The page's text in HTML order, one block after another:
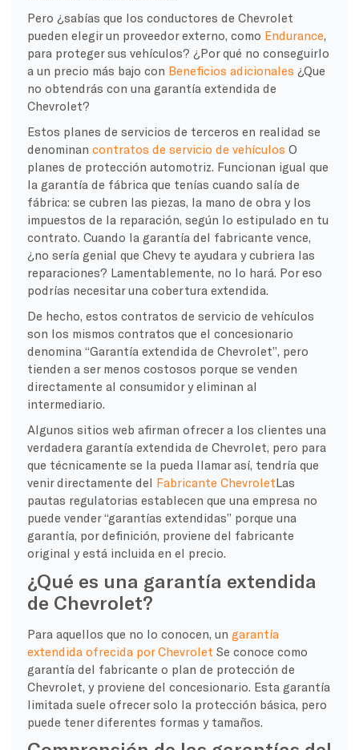
Pero ¿sabías que los conductores de Chevrolet
pueden elegir un proveedor externo, como Endurance
para proteger sus vehículos? ¿Por qué no conseguirlo
a un precio más bajo con Beneficios adicionales ¿Que
no obtendrás con una garantía extendida de
Chevrolet?
Estos planes de servicios de terceros en realidad se
denominan contratos de servicio de vehículos O
planes de protección automotriz. Funcionan igual que
la garantía de fábrica que tenías cuando salía de
fábrica: se cubren las piezas, la mano de obra y los
impuestos de la reparación, según lo estipulado en tu
contrato. Cuando la garantía del fabricante vence,
¿no sería genial que Chevy te ayudara y cubriera las
reparaciones? Lamentablemente, no lo hará. Por eso
podrías necesitar una cobertura extendida.
De hecho, estos contratos de servicio de vehículos
son los mismos contratos que el concesionario
denomina “Garantía extendida de Chevrolet”, pero
tienden a ser menos costosos porque se venden
directamente al consumidor y eliminan al
intermediario.
Algunos sitios web afirman ofrecer a los clientes una
verdadera garantía extendida de Chevrolet, pero para
que técnicamente se la pueda llamar así, tendría que
venir directamente del Fabricante ChevroletLas
pautas regulatorias establecen que una empresa no
puede vender “garantías extendidas” porque una
garantía, por definición, proviene del fabricante
original y está incluida en el precio.
¿Qué es una garantía extendida
de Chevrolet?
Para aquellos que no lo conocen, un garantía
extendida ofrecida por Chevrolet Se conoce como
garantía del fabricante o plan de protección de
Chevrolet, y proviene del concesionario. Esta garantía
limitada suele ofrecer solo la protección básica, pero
puede tener diferentes formas y tamaños.